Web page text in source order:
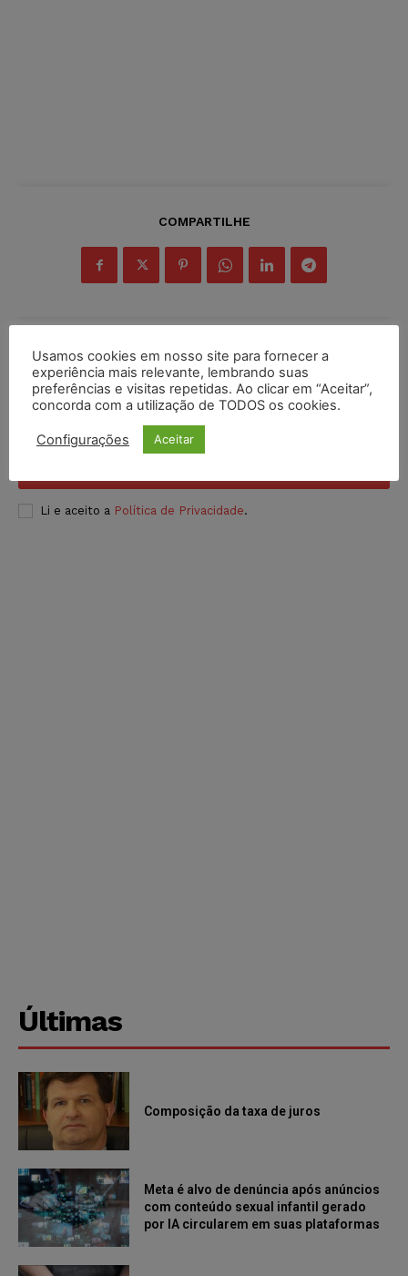
COMPARTILHE
Inscreva-se
Li e aceito a Política de Privacidade.
Últimas
Composição da taxa de juros
Meta é alvo de denúncia após anúncios
com conteúdo sexual infantil gerado
por IA circularem em suas plataformas
Usamos cookies em nosso site para fornecer a
experiência mais relevante, lembrando suas
preferências e visitas repetidas. Ao clicar em “Aceitar”,
concorda com a utilização de TODOS os cookies.
Configurações Aceitar